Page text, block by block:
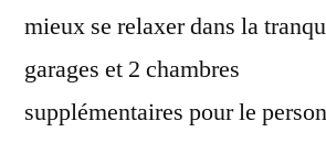
mieux se relaxer dans la
garages et 2 chambres
supplémentaires pour le